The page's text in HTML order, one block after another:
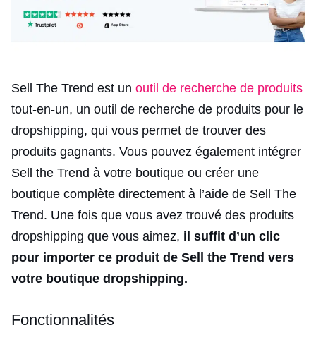
Sell The Trend est un outil de recherche de produits
tout-en-un, un outil de recherche de produits pour le
dropshipping, qui vous permet de trouver des
produits gagnants. Vous pouvez également intégrer
Sell the Trend à votre boutique ou créer une
boutique complète directement à l’aide de Sell The
Trend. Une fois que vous avez trouvé des produits
dropshipping que vous aimez, il suffit d’un clic
pour importer ce produit de Sell the Trend vers
votre boutique dropshipping.
Fonctionnalités